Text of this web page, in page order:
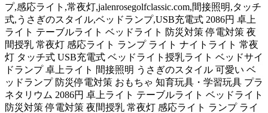
プ,感応ライト,常夜灯,jalenrosegolfclassic.com,間接照明,タッチ
式,うさぎのスタイル,ベッドランプ,USB充電式 2086円 卓上
ライト テーブルライト ベッドライト 防災対策 停電対策 夜
間授乳 常夜灯 感応ライト ランプ ライト ナイトライト 常夜
灯 タッチ式 USB充電式 ベッドライト授乳ライト ベッドサイ
ドランプ 卓上ライト 間接照明 うさぎのスタイル 可愛い ベ
ッドランプ 防災停電対策 おもちゃ 知育玩具・学習玩具 プラ
ネタリウム 2086円 卓上ライト テーブルライト ベッドライト
防災対策 停電対策 夜間授乳 常夜灯 感応ライト ランプ ライ